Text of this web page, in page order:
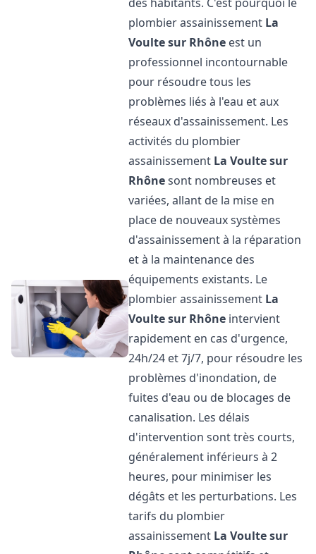
plombier assainissement La
Voulte sur Rhône est un
professionnel incontournable
pour résoudre tous les
problèmes liés à l'eau et aux
réseaux d'assainissement. Les
activités du plombier
assainissement La Voulte sur
Rhônesont nombreuses et
variées, allant de la mise en
place de nouveaux systèmes
d'assainissement à la réparation
et à la maintenance des
équipements existants. Le
plombier assainissement La
Voulte sur Rhône intervient
rapidement en cas d'urgence,
24h/24 et 7j/7, pour résoudre les
problèmes d'inondation, de
fuites d'eau ou de blocages de
canalisation. Les délais
d'intervention sont très courts,
généralement inférieurs à 2
heures, pour minimiser les
dégâts et les perturbations. Les
tarifs du plombier
assainissement La Voulte sur